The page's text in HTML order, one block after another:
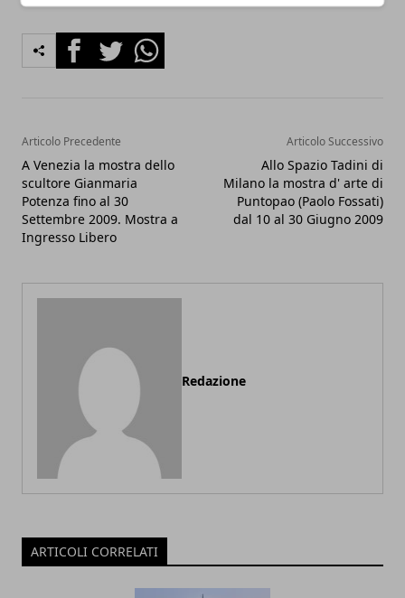
FacebookTwitterWhatsapp
Articolo Precedente
A Venezia la mostra dello
scultore Gianmaria
Potenza fino al 30
Settembre 2009. Mostra a
Ingresso Libero
Articolo Successivo
Allo Spazio Tadini di
Milano la mostra d' arte di
Puntopao (Paolo Fossati)
dal 10 al 30 Giugno 2009
Redazione
ARTICOLI CORRELATI